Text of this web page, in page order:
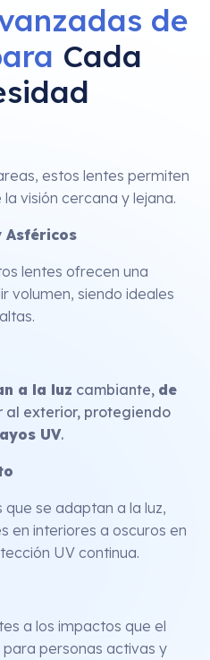
de
Cada
estos lentes permiten
visión cercana y lejana.
Asféricos
lentes ofrecen una
volumen, siendo ideales
a la luz cambiante, de
al exterior, protegiendo
UV.
se adaptan a la luz,
en interiores a oscuros en
UV continua.
a los impactos que el
personas activas y